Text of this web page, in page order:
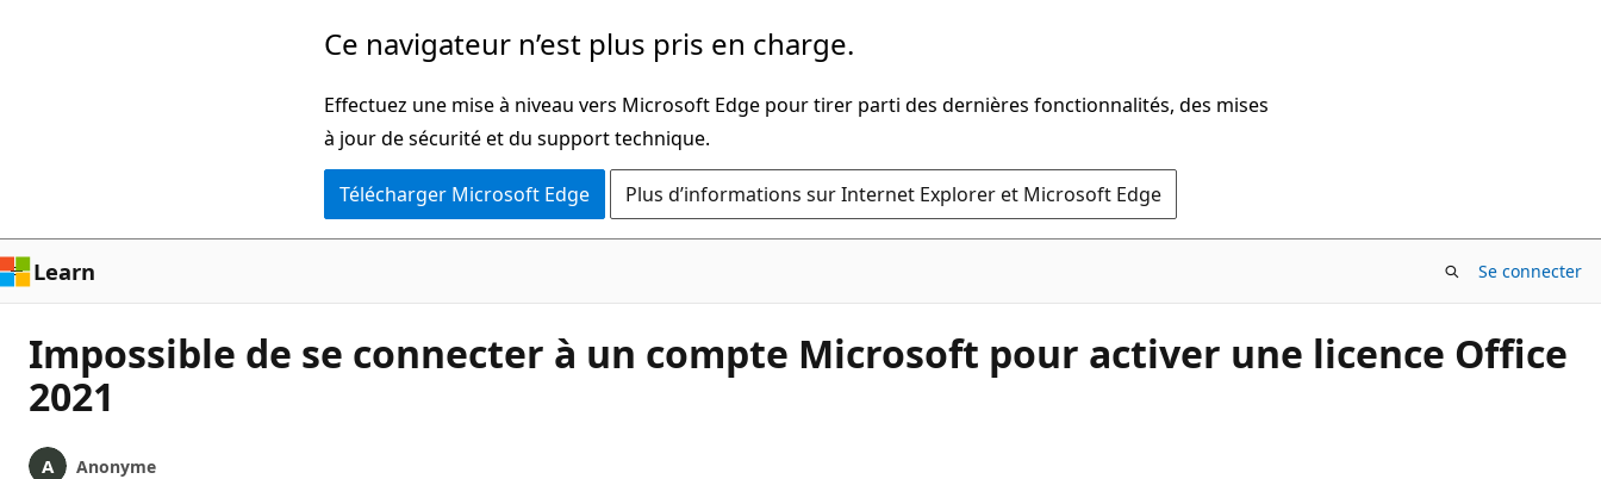
Ce navigateur n’est plus pris en charge.
Effectuez une mise à niveau vers Microsoft Edge pour tirer parti des dernières fonctionnalités, des mises
à jour de sécurité et du support technique.
Télécharger Microsoft Edge Plus d’informations sur Internet Explorer et Microsoft Edge
Learn Se connecter
Impossible de se connecter à un compte Microsoft pour activer une licence Office
2021
Anonyme